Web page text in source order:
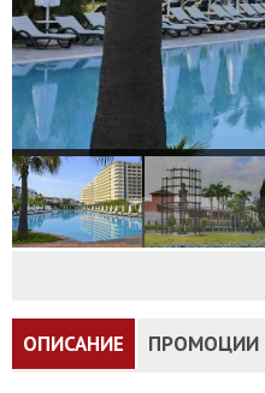
ОПИСАНИЕ ПРОМОЦИИ